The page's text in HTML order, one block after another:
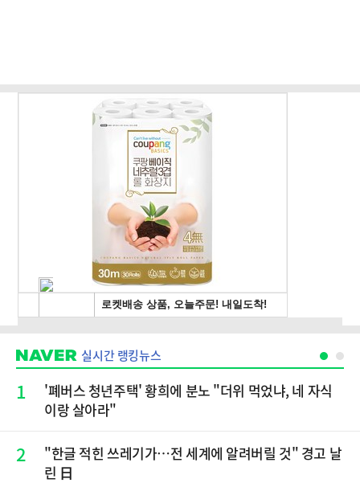
실시간 랭킹뉴스
1
'폐버스 청년주택' 황희에 분노 "더위 먹었냐, 네 자식
이랑 살아라"
2
"한글 적힌 쓰레기가…전 세계에 알려버릴 것" 경고 날
린 日